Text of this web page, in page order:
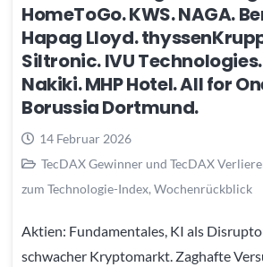
HomeToGo. KWS. NAGA.
Hapag Lloyd.
Siltronic. IVU
Nakiki. MHP Hotel. All for
Borussia Dortmund.
14 Februar 2026
TecDAX Gewinner und TecDAX
zum Technologie-Index, Wochenrückblick
Aktien: Fundamentales, KI als
schwacher Kryptomarkt. Zaghafte